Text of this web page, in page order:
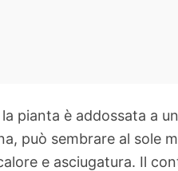
pianta è addossata a
può sembrare al sole
e asciugatura. Il